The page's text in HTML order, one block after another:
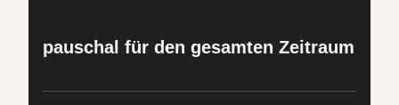
pauschal für den gesamten Zeitraum